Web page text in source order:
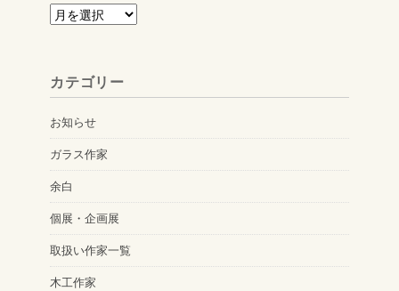
ア
イ
カテゴリー
お知らせ
ガラス作家
余白
個展・企画展
取扱い作家一覧
木工作家